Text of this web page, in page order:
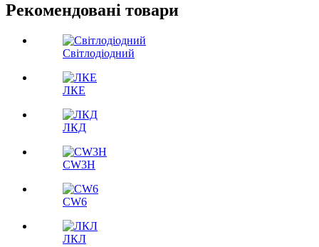
Рекомендовані товари
Світлодіодний
ЛКЕ
ЛКД
CW3H
CW6
ЛКЛ